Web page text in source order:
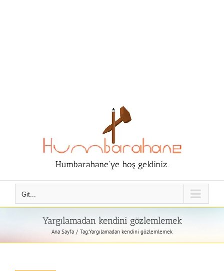
Humbarahane'ye hoş geldiniz.
Git...
Yargılamadan kendini gözlemlemek
Ana Sayfa Tag:Yargılamadan kendini gözlemlemek